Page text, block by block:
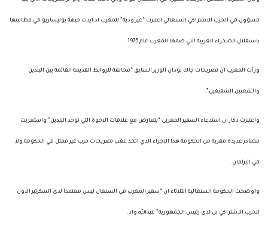
مسؤول في الحزب الاشتراكي السنغالي اعتبرت “غير ودية” للمغرب اذ ايدت جبهة بوليساريو في مطالبتها
باستقلال الصحراء الغربية التي ضمها المغرب عام 1975.
ورأت المغرب ان تصريحات جاك بودان الوزير السابق “مخالفة للروابط القديمة القائمة بين البلدين
والشعبين الشقيقين”.
واعتبرت دكار ان استدعاء السفير المغربي “يتعارض مع علاقات الاخوة التي توحد البلدين” واستغربت
مصادر عديدة مقربة من الحكومة هذا الاجراء الذي اتخذ عقب تصريحات حزب غير ممثل في الحكومة ولا
في البرلمان.
واوضحت الحكومة السنغالية الثلاثاء ان “سفير المغرب في السنغال ليس معتمدا لدى السكرتير الاول
للحزب الاشتراكي بل لدى رئيس الجمهورية” عبدالله واد.